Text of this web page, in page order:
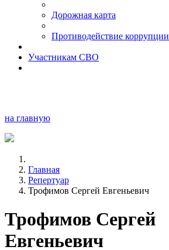
Дорожная карта
Противодействие коррупции
Участникам СВО
на главную
Главная
Репертуар
Трофимов Сергей Евгеньевич
Трофимов Сергей
Евгеньевич